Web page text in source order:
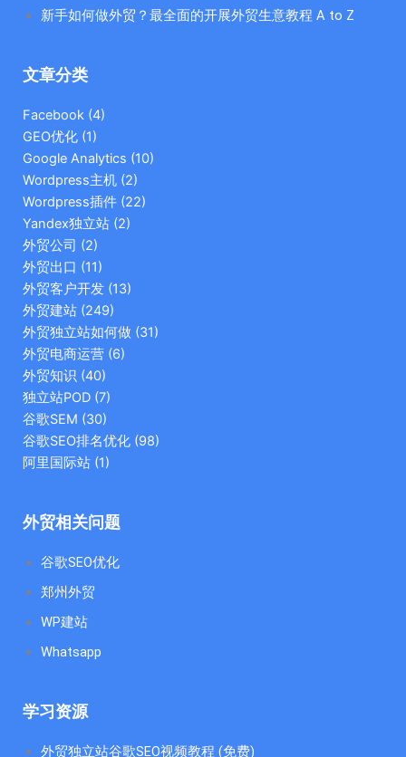
新手如何做外贸？最全面的开展外贸生意教程 A to Z
文章分类
Facebook (4)
GEO优化 (1)
Google Analytics (10)
Wordpress主机 (2)
Wordpress插件 (22)
Yandex独立站 (2)
外贸公司 (2)
外贸出口 (11)
外贸客户开发 (13)
外贸建站 (249)
外贸独立站如何做 (31)
外贸电商运营 (6)
外贸知识 (40)
独立站POD (7)
谷歌SEM (30)
谷歌SEO排名优化 (98)
阿里国际站 (1)
外贸相关问题
谷歌SEO优化
郑州外贸
WP建站
Whatsapp
学习资源
外贸独立站谷歌SEO视频教程 (免费)